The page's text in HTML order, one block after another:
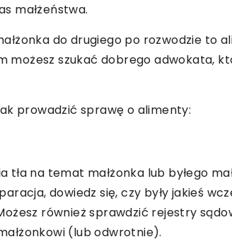
małżeństwa.
do drugiego po rozwodzie to
możesz szukać dobrego adwokata,
prowadzić sprawę o alimenty:
na temat małżonka lub byłego
dowiedz się, czy były jakieś
również sprawdzić rejestry
(lub odwrotnie).